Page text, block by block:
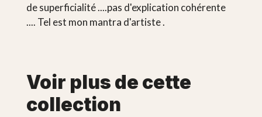
de superficialité ....pas d'explication cohérente
.... Tel est mon mantra d'artiste .
Voir plus de cette
collection